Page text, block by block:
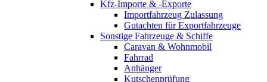
Kfz-Importe & -Exporte
Importfahrzeug Zulassung
Gutachten für Exportfahrzeuge
Sonstige Fahrzeuge & Schiffe
Caravan & Wohnmobil
Fahrrad
Anhänger
Kutschenprüfung